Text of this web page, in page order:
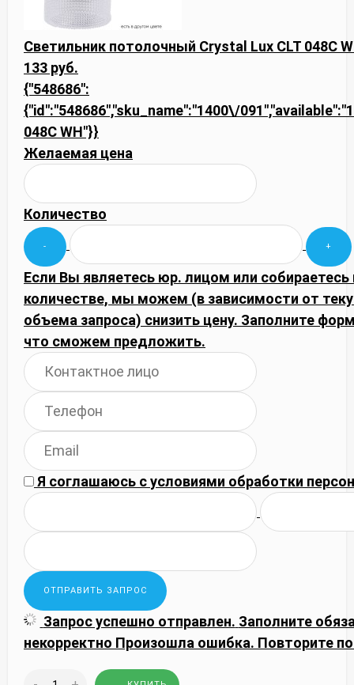
Светильник потолочный Crystal Lux CLT 048C
133 руб.
{"548686":
{"id":"548686","sku_name":"1400\/
048C WH"}}
Желаемая цена
Количество
Если Вы являетесь юр. лицом или
количестве, мы можем (в зависимости от
объема запроса) снизить цену. Заполните
что сможем предложить.
Я соглашаюсь сусловиями обработки
Запрос успешно отправлен. Заполните
некорректно Произошла ошибка. Повторите